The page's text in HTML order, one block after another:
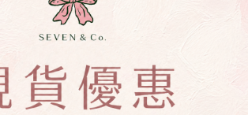
▸所有商品皆以
▸因日本商品貨
等待下單，若